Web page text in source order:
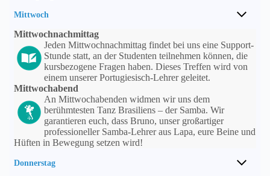
Mittwoch
Mittwochnachmittag
Jeden Mittwochnachmittag findet bei uns eine Support-
Stunde statt, an der Studenten teilnehmen können, die
kursbezogene Fragen haben. Dieses Treffen wird von
einem unserer Portugiesisch-Lehrer geleitet.
Mittwochabend
An Mittwochabenden widmen wir uns dem
berühmtesten Tanz Brasiliens – der Samba. Wir
garantieren euch, dass Bruno, unser großartiger
professioneller Samba-Lehrer aus Lapa, eure Beine und
Hüften in Bewegung setzen wird!
Donnerstag